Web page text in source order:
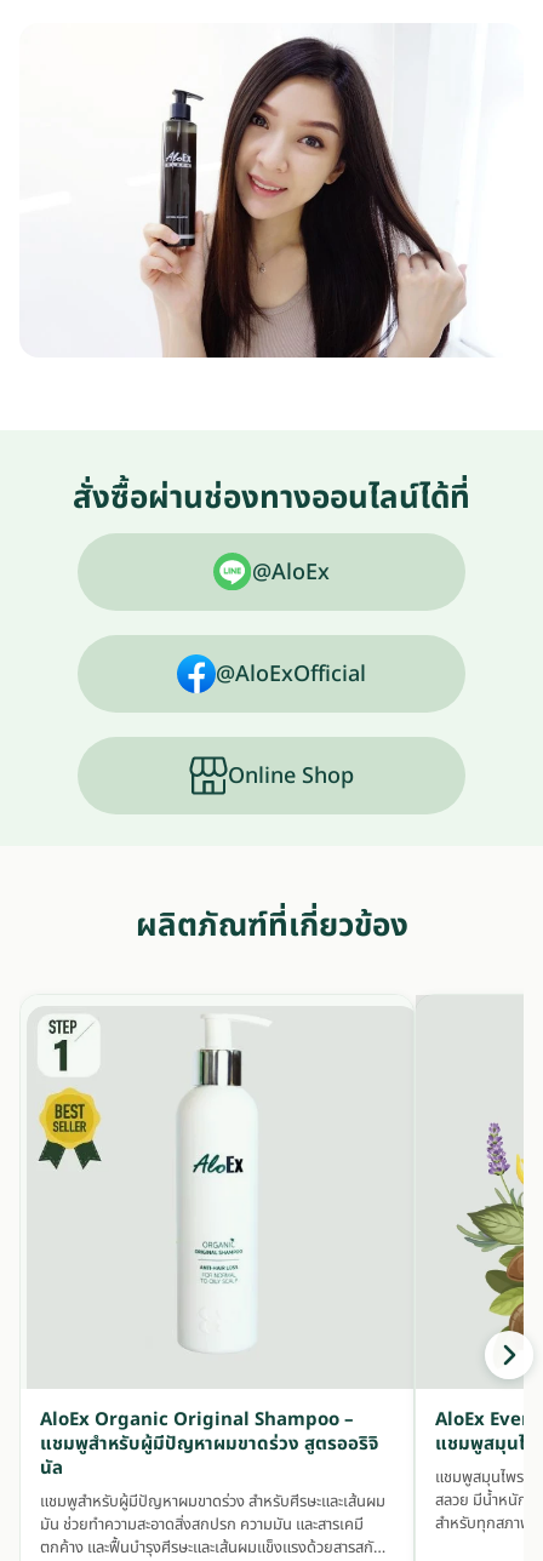
สั่งซื้อผ่านช่องทางออนไลน์ได้ที่
@AloEx
@AloExOfficial
Online Shop
ผลิตภัณฑ์ที่เกี่ยวข้อง
AloEx Organic Original Shampoo –
แชมพูสำหรับผู้มีปัญหาผมขาดร่วง สูตรออริจิ
นัล
แชมพูสำหรับผู้มีปัญหาผมขาดร่วง สำหรับศีรษะและเส้นผม
มัน ช่วยทำความสะอาดสิ่งสกปรก ความมัน และสารเคมี
ตกค้าง และฟื้นบำรุงศีรษะและเส้นผมแข็งแรงด้วยสารสกัด
AloEx
แชมพูสมุนไพ
แชมพูสมุนไพรอ
สลวย มีน้ำหนัก
สำหรับทุกสภาพเ